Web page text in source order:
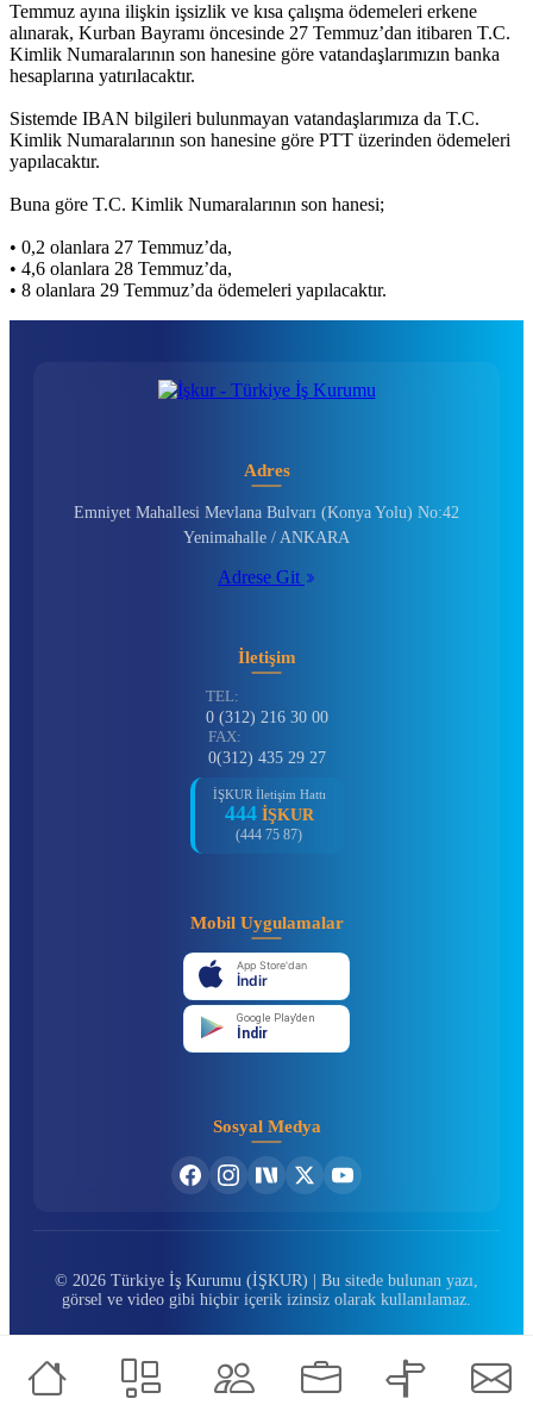
Temmuz ayına ilişkin işsizlik ve kısa çalışma ödemeleri erkene
alınarak, Kurban Bayramı öncesinde 27 Temmuz’dan itibaren T.C.
Kimlik Numaralarının son hanesine göre vatandaşlarımızın banka
hesaplarına yatırılacaktır.
Sistemde IBAN bilgileri bulunmayan vatandaşlarımıza da T.C.
Kimlik Numaralarının son hanesine göre PTT üzerinden ödemeleri
yapılacaktır.
Buna göre T.C. Kimlik Numaralarının son hanesi;
• 0,2 olanlara 27 Temmuz’da,
• 4,6 olanlara 28 Temmuz’da,
• 8 olanlara 29 Temmuz’da ödemeleri yapılacaktır.
Adres
Emniyet Mahallesi Mevlana Bulvarı (Konya Yolu) No:42
Yenimahalle / ANKARA
Adrese Git
İletişim
TEL:
0 (312) 216 30 00
FAX:
0(312) 435 29 27
İŞKUR İletişim Hattı
444 İŞKUR
(444 75 87)
Mobil Uygulamalar
App Store'dan
İndir
Google Play'den
İndir
Sosyal Medya
© 2026 Türkiye İş Kurumu (İŞKUR) | Bu sitede bulunan yazı,
görsel ve video gibi hiçbir içerik izinsiz olarak kullanılamaz.